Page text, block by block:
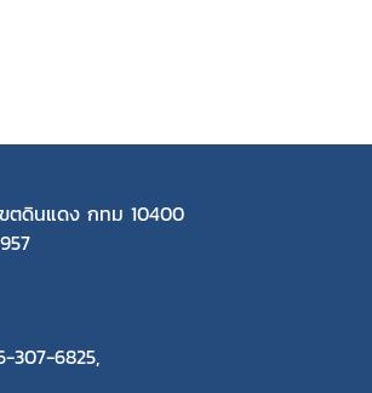
ตดินแดง กทม 10400
307-6825,